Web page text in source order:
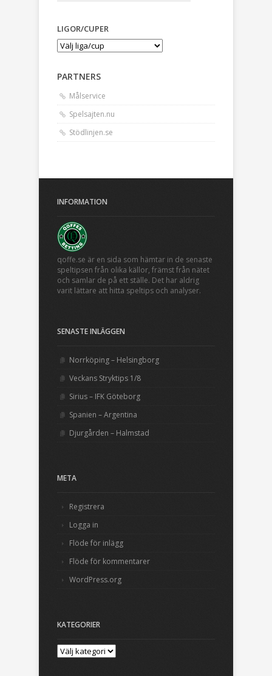
LIGOR/CUPER
PARTNERS
Målservice
Spelsajten.nu
Stödlinjen.se
INFORMATION
qoffe.se är en sida som hämtar in de senaste
speltipsen från olika källor, främst från nätet
och samlar de på ett ställe. Det har aldrig
varit lättare att hitta speltips och analyser.
SENASTE INLÄGGEN
Norrköping – Helsingborg
Veckans Stryktips 1/8
Sirius – IFK Göteborg
Spanien – Argentina
Djurgården – Halmstad
META
Registrera
Logga in
Flöde för inlägg
Flöde för kommentarer
WordPress.org
KATEGORIER